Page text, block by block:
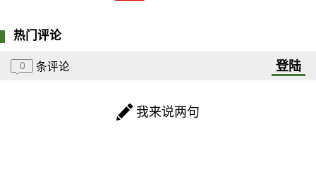
热门评论
0 条评论 登陆
我来说两句